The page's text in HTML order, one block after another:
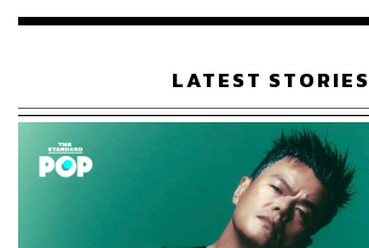
เรือนไทยที่ถูกซุกไว้
LATEST STORIES